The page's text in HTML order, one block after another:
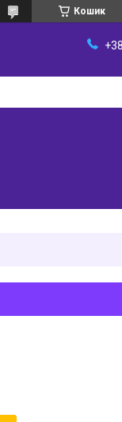
Кошик